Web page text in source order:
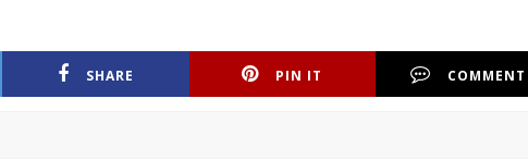
SHARE PIN IT COMMENT